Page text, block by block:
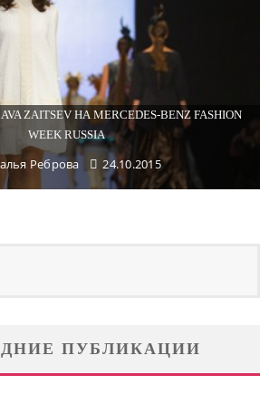
ZAITSEV НА MERCEDES-BENZ FASHION
WEEK RUSSIA
Реброва 24.10.2015
ПУБЛИКАЦИИ